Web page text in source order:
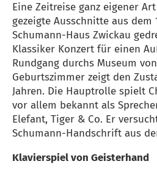
Eine Zeitreise ganz eigener
gezeigte Ausschnitte aus dem
Schumann-Haus Zwickau
Klassiker Konzert für einen
Rundgang durchs Museum
Geburtszimmer zeigt den
Jahren. Die Hauptrolle spielt
vor allem bekannt als
Elefant, Tiger & Co. Er
Schumann-Handschrift aus
Klavierspiel von Geisterhand